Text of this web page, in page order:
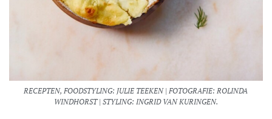
RECEPTEN, FOODSTYLING: JULIE TEEKEN | FOTOGRAFIE: ROLINDA
WINDHORST | STYLING: INGRID VAN KURINGEN.